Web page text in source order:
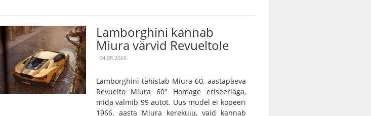
Lamborghini kannab
Miura värvid Revueltole
04.08.2026
Lamborghini tähistab Miura 60. aastapäeva
Revuelto Miura 60° Homage eriseeriaga,
mida valmib 99 autot. Uus mudel ei kopeeri
1966. aasta Miura kerekuju, vaid kannab